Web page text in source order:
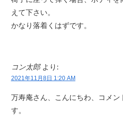
えて下さい。
かなり落着くはずです。
コン太郎 より:
2021年11月8日 1:20 AM
万寿庵さん、こんにちわ、コメン
す。